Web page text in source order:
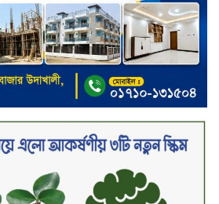
৮ ব্র্যান্ডের ফর্সাকারী ক্রিমে বিপজ্জনক
মাত্রায় মার্কারি, সতর্ক করল বিএসটিআই
জুলাই গণঅভ্যুত্থান ছিল সর্বস্তরের
মানুষের আন্দোলন: মুহাম্মদ ইউনূস
গণতন্ত্র ও আত্মত্যাগের ইতিহাস সংরক্ষণ
করবে জুলাই স্মৃতি জাদুঘর: প্রধানমন্ত্রী